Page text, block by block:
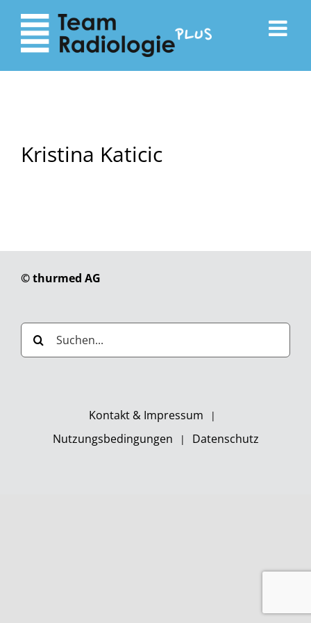
zum
Inhalt
Navigation
Kristina Katicic
© thurmed AG
Suche
nach:
Kontakt & Impressum
Nutzungsbedingungen
Datenschutz